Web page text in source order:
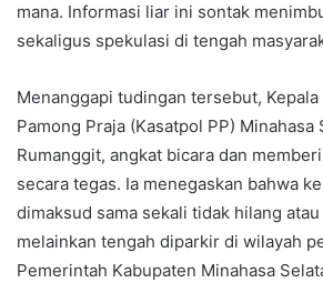
mana. Informasi liar ini sontak
sekaligus spekulasi di tengah
Menanggapi tudingan tersebut,
Pamong Praja (Kasatpol PP) Minahasa
Rumanggit, angkat bicara dan
secara tegas. Ia menegaskan bahwa
dimaksud sama sekali tidak hilang
melainkan tengah diparkir di wilayah
Pemerintah Kabupaten Minahasa